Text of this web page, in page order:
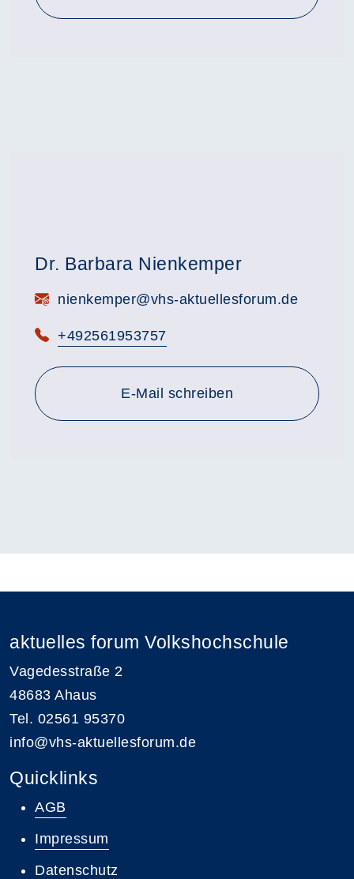
Dr. Barbara Nienkemper
E-Mail:nienkemper@vhs-aktuellesforum.de
Telefon:
+492561953757
E-Mail schreiben
aktuelles forum Volkshochschule
Vagedesstraße 2
48683 Ahaus
Tel. 02561 95370
info@vhs-aktuellesforum.de
Quicklinks
AGB
Impressum
Datenschutz